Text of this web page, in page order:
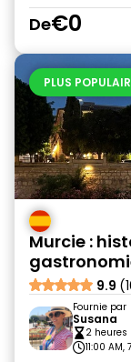
De€0
PLUS
Murcie :
9.9
Fournie par
Susana
2 heures
11:00 AM,